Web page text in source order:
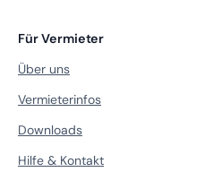
Für Vermieter
Über uns
Vermieterinfos
Downloads
Hilfe & Kontakt